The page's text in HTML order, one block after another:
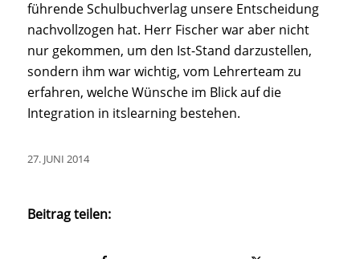
führende Schulbuchverlag unsere Entscheidung
nachvollzogen hat. Herr Fischer war aber nicht
nur gekommen, um den Ist-Stand darzustellen,
sondern ihm war wichtig, vom Lehrerteam zu
erfahren, welche Wünsche im Blick auf die
Integration in itslearning bestehen.
27. JUNI 2014
Beitrag teilen: